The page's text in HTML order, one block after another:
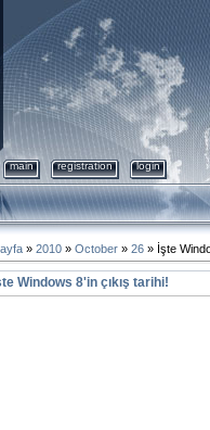
main registration login
» 2010 » October » 26 » İşte
Windows 8'in çıkış tarihi!